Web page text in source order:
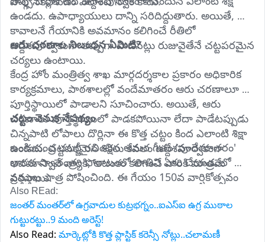
ఉండదు. ఉపాధ్యాయులు దాన్ని సరిదిద్దుతారు. అయితే,
కావాలనే గేయానికి అవమానం కలిగించే రీతిలో
ఉద్దేశపూర్వకంగా తప్పుగా పాడినట్లు రుజువైతేనే చట్టపరమైన
చర్యలు ఉంటాయి.
ఆరు చరణాల నిబంధన ఏమిటి?
కేంద్ర హోం మంత్రిత్వ శాఖ మార్గదర్శకాల ప్రకారం అధికారిక
కార్యక్రమాలు, పాఠశాలల్లో వందేమాతరం ఆరు చరణాలూ
పూర్తిస్థాయిలో పాడాలని సూచించారు. అయితే, ఆరు
చరణాలు పూర్తిస్థాయిలో పాడకపోయినా లేదా పాడేటప్పుడు
చిన్నపాటి లోపాలు దొర్లినా ఈ కొత్త చట్టం కింద ఎలాంటి శిక్షా
ఉండదు. చట్టపరమైన శిక్షలు కేవలం ఉద్దేశపూర్వకంగా
అవమానించే వారికి, ఆటంకం కలిగించే వారికి మాత్రమే
వర్తిస్తాయి.
చట్టం వెనుక నేపథ్యం
బంకించంద్ర ఛటర్జీ రచించిన అమర గీతం 'వందేమాతరం'
భారత స్వాతంత్ర్య పోరాటంలో జాతిని ఏకం చేయడంలో
ప్రముఖ పాత్ర పోషించింది. ఈ గేయం 150వ వార్షికోత్సవం
సందర్భంగా దేశంలో జాతీయ చైతన్యాన్ని, సాంస్కృతిక
వారసత్వాన్ని మరింత ఇనుమడింపజేసే లక్ష్యంతో ప్రభుత్వం
ఈ చారిత్రక చట్టాన్ని తీసుకొచ్చింది.
Also REad:
జంతర్‌ మంతర్‌లో ఉగ్రవాదుల కుట్రభగ్నం..ఐఎస్ఐ ఉగ్ర ముఠాల
గుట్టురట్టు..9 మంది అరెస్ట్!
Also Read: మార్కెట్లోకి కొత్త ప్లాస్టిక్ కరెన్సీ నోట్లు..చలామణీ